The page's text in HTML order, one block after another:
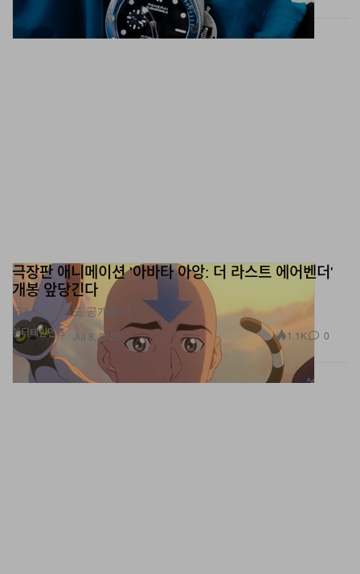
엔터테인먼트
극장판 애니메이션 '아바타 아앙: 더 라스트 에어벤더'
개봉 앞당긴다
공식 예고편도 공개됐다.
Jul 8, 2026 1.1K 0